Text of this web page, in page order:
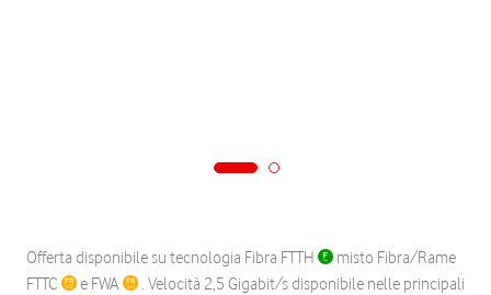
Offerta disponibile su tecnologia Fibra FTTH
misto Fibra/Rame
FTTC
e FWA
. Velocità 2,5 Gigabit/s disponibile nelle principali